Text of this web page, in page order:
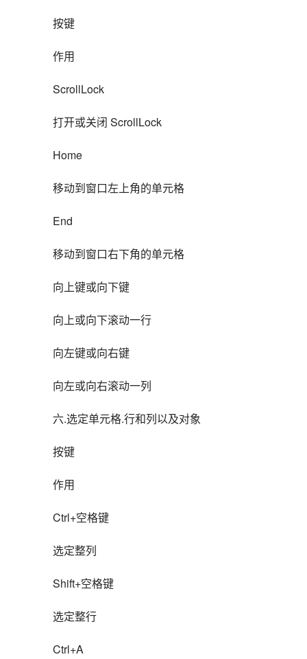
按键
作用
ScrollLock
打开或关闭 ScrollLock
Home
移动到窗口左上角的单元格
End
移动到窗口右下角的单元格
向上键或向下键
向上或向下滚动一行
向左键或向右键
向左或向右滚动一列
六.选定单元格.行和列以及对象
按键
作用
Ctrl+空格键
选定整列
Shift+空格键
选定整行
Ctrl+A